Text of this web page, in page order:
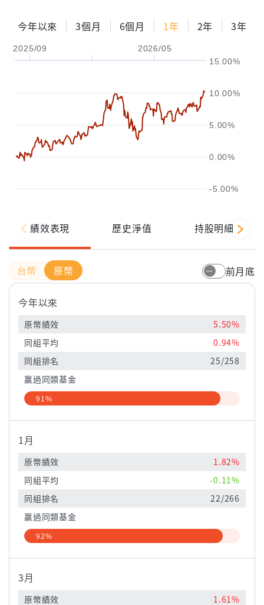
今年以來 3個月 6個月 1年 2年 3年
2025/09 2026/05
-5.00%
0.00%
5.00%
10.00%
15.00%
配息金額
-%
績效表現 歷史淨值 持股明細
原幣 前月底
今年以來
原幣績效
5.50%
同組平均
0.94%
同組排名
25/258
贏過同類基金
91%
1月
原幣績效
1.82%
同組平均
-0.11%
同組排名
22/266
贏過同類基金
92%
3月
原幣績效
1.61%